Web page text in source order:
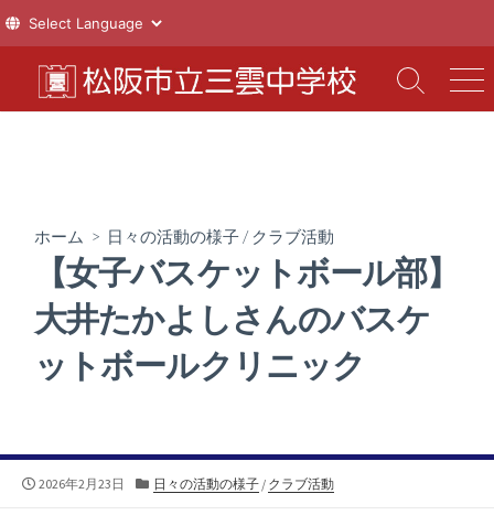
テ
検
索
メ
ニ
ホーム > 日々の活動の様子 / クラブ活動
【女子バスケットボール部】
大井たかよしさんのバスケ
ットボールクリニック
公
2026年2月23日
カ
日々の活動の様子/ クラブ活動